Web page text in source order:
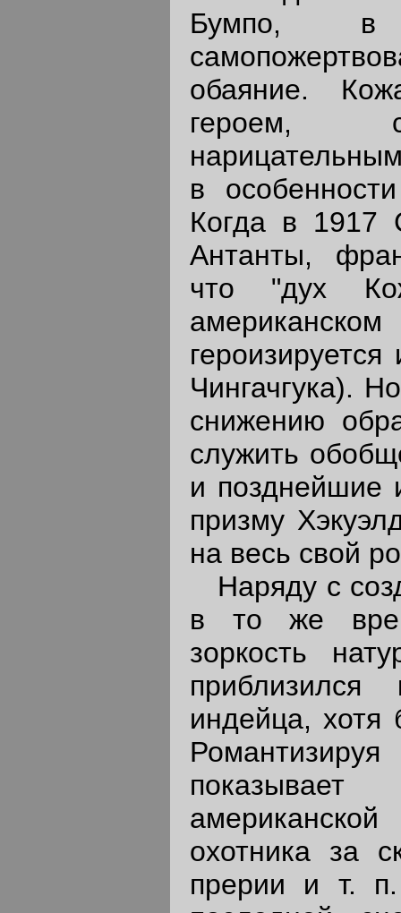
Бумпо,
обаяние.
героем,
в
Когда в 1917
Антанты,
что "дух
Чингачгука).
снижению
служить
и позднейшие
призму
на весь свой
Наряду с
в то же
зоркость
приблизился
индейца, хотя
охотника за
прерии и т.